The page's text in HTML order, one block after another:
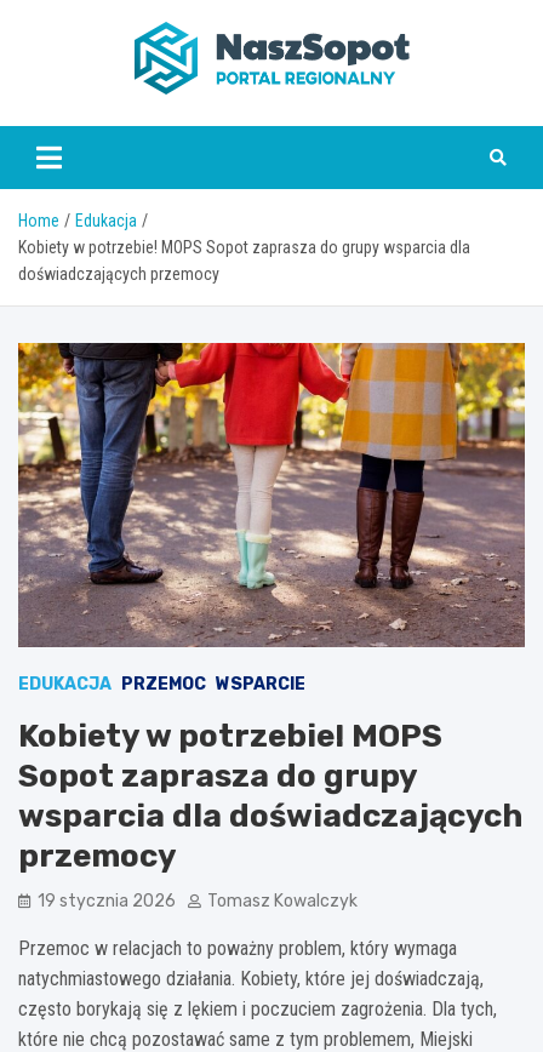
www.naszsopot.pl
Home
Edukacja
Kobiety w potrzebie! MOPS Sopot zaprasza do grupy wsparcia dla
doświadczających przemocy
EDUKACJA PRZEMOC WSPARCIE
Kobiety w potrzebie! MOPS
Sopot zaprasza do grupy
wsparcia dla doświadczających
przemocy
19 stycznia 2026 Tomasz Kowalczyk
Przemoc w relacjach to poważny problem, który wymaga
natychmiastowego działania. Kobiety, które jej doświadczają,
często borykają się z lękiem i poczuciem zagrożenia. Dla tych,
które nie chcą pozostawać same z tym problemem, Miejski